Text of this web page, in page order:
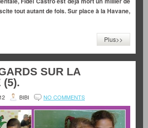
tout autant de fois. Sur place à la Havane,
Plus>>
SUR LA
(5).
BIBI NO COMMENTS